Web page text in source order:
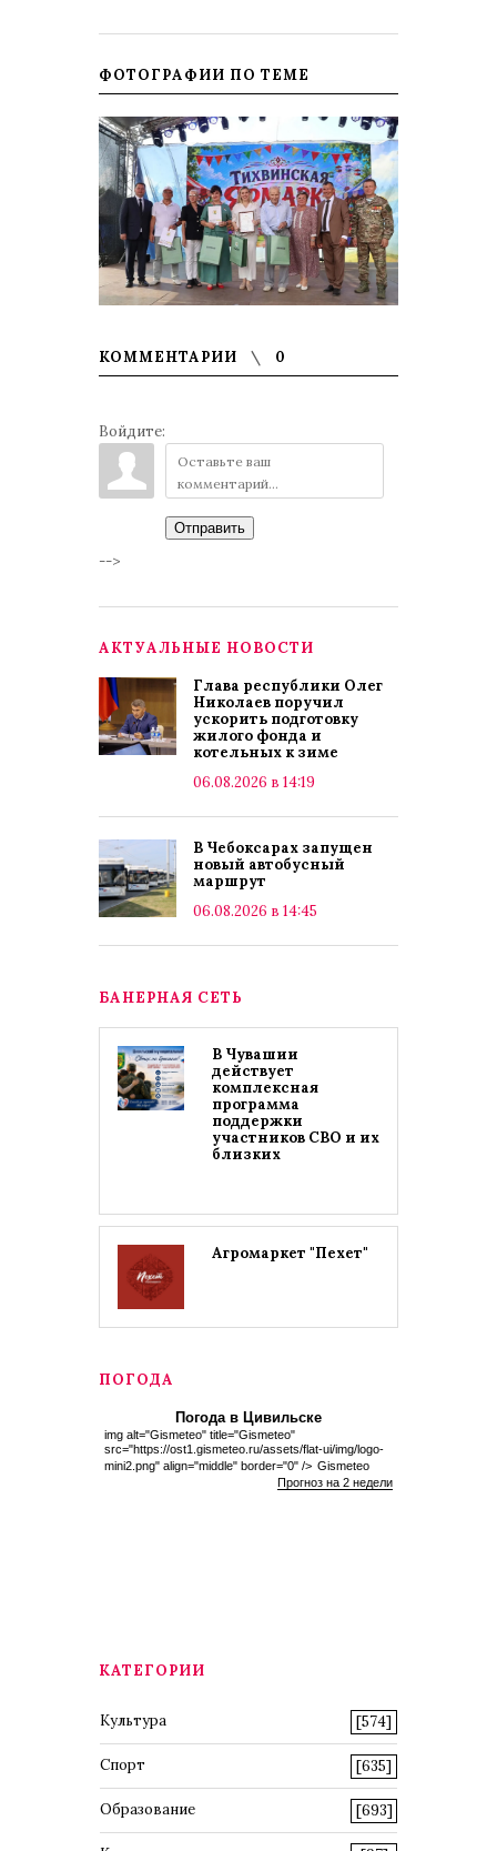
ФОТОГРАФИИ ПО ТЕМЕ
КОММЕНТАРИИ 0
Войдите:
Отправить
-->
АКТУАЛЬНЫЕ НОВОСТИ
Глава республики Олег
Николаев поручил
ускорить подготовку
жилого фонда и
котельных к зиме
06.08.2026 в 14:19
В Чебоксарах запущен
новый автобусный
маршрут
06.08.2026 в 14:45
БАНЕРНАЯ СЕТЬ
В Чувашии
действует
комплексная
программа
поддержки
участников СВО и их
близких
Агромаркет "Пехет"
ПОГОДА
Погода в Цивильске
img alt="Gismeteo" title="Gismeteo"
src="https://ost1.gismeteo.ru/assets/flat-ui/img/logo-
mini2.png" align="middle" border="0" /> Gismeteo
Прогноз на 2 недели
КАТЕГОРИИ
Культура [574]
Спорт [635]
Образование [693]